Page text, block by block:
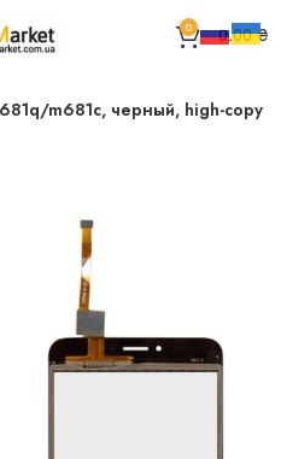
0 0.00₴
m681c, черный, high-copy